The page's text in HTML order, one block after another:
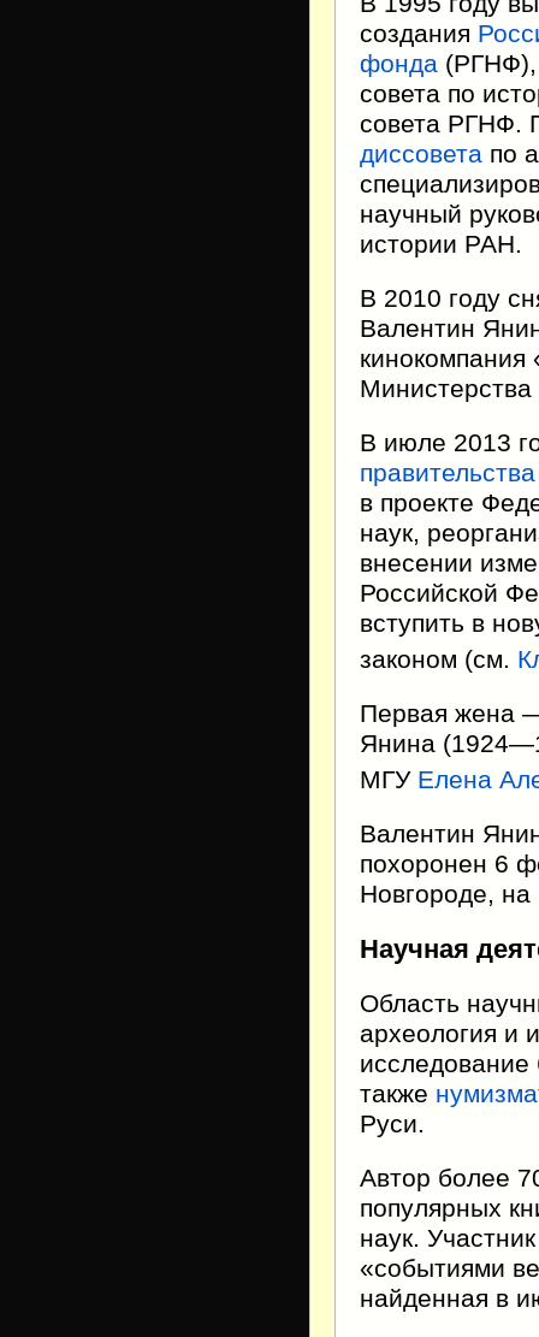
создания
фонда (РГНФ),
совета по
совета РГНФ.
диссовета по
научный
истории РАН.
В 2010 году
Валентин
В июле 2013
в проекте
наук,
внесении
Российской
вступить в
законом (см.
Первая жена
Янина
МГУ Елена
Валентин
похоронен 6
Новгороде,
Научная
Область
археология и
исследование
также
Руси.
Автор более
популярных
наук.
«событиями
найденная в